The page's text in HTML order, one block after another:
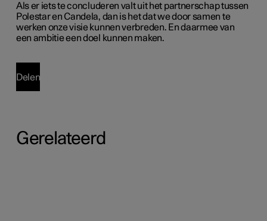
Als er iets te concluderen valt uit het partnerschap tussen
Polestar en Candela, dan is het dat we door samen te
werken onze visie kunnen verbreden. En daarmee van
een ambitie een doel kunnen maken.
Delen
Gerelateerd